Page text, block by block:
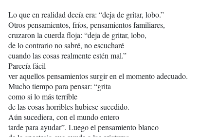
Lo que en realidad decía era: “deja de gritar, lobo.”
Otros pensamientos, fríos, pensamientos familiares,
cruzaron la cuerda floja: “deja de gritar, lobo,
de lo contrario no sabré, no escucharé
cuando las cosas realmente estén mal.”
Parecía fácil
ver aquellos pensamientos surgir en el momento adecuado.
Mucho tiempo para pensar: “grita
como si lo más terrible
de las cosas horribles hubiese sucedido.
Aún sucediera, con el mundo entero
tarde para ayudar”. Luego el pensamiento blanco